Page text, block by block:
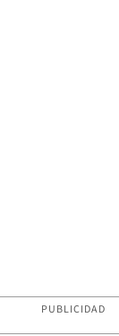
PUBLICIDAD